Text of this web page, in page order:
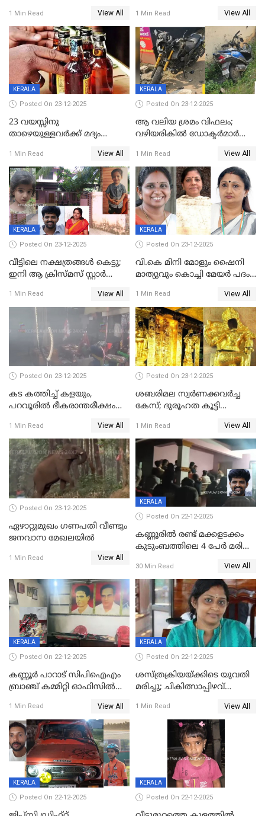
59 വർഷം തടവും 90,൦൦൦ രൂപ
പിഴയും ശിക്ഷ
1 Min Read View All
കണ്ടെത്താൻ ഇന്ന് കോർ
കമ്മിറ്റി കൂടിയില്ല';
അതൃപ്തിയുമായി ദീപ്തി മേരി
വർഗീസ്
1 Min Read View All
KERALA
Posted On 23-12-2025
23 വയസ്സിനു
താഴെയുള്ളവർക്ക് മദ്യം
നടപടി;സ്ഥാപനങ്ങൾക്കെതിരെ
രണ്ട് കേസുകൾ
1 Min Read View All
KERALA
Posted On 23-12-2025
ആ വലിയ ശ്രമം വിഫലം;
വഴിയരികില്‍ ‌ഡോക്ടര്‍മാര്‍
മരണത്തിന് കീഴടങ്ങി
1 Min Read View All
KERALA
Posted On 23-12-2025
വീട്ടിലെ നക്ഷത്രങ്ങൾ കെട്ടു;
ഇനി ആ ക്രിസ്മസ് സ്റ്റാർ
വേണ്ടിയുള്ള
പിടിവലിക്കിടയിൽ
അപ്പൂപ്പനെതിരെ പോക്സോ
കേസ് ഒടുവിൽ 4 ജീവനുകൾ
പൊലിഞ്ഞു
1 Min Read View All
KERALA
Posted On 23-12-2025
വി.കെ മിനി മോളും ഷൈനി
മാത്യുവും കൊച്ചി മേയർ പദം
മേയറാകില്ല
1 Min Read View All
Posted On 23-12-2025
കട കത്തിച്ച് കളയും,
പറവൂരില്‍ ഭീകരാന്തരീക്ഷം
1 Min Read View All
Posted On 23-12-2025
ശബരിമല സ്വര്‍ണക്കവര്‍ച്ച
കേസ്; ദുരൂഹത കൂട്ടി
1 Min Read View All
Posted On 23-12-2025
ഏഴാറ്റുമുഖം ഗണപതി വീണ്ടും
ജനവാസ മേഖലയിൽ
1 Min Read View All
KERALA
Posted On 22-12-2025
കണ്ണൂരിൽ രണ്ട് മക്കളടക്കം
കുടുംബത്തിലെ 4 പേർ മരിച്ച
30 Min Read View All
KERALA
Posted On 22-12-2025
കണ്ണൂർ പാറാട് സിപിഐഎം
ബ്രാഞ്ച് കമ്മിറ്റി ഓഫിസിൽ
ചിത്രങ്ങളടക്കം കത്തിയ
നിലയിൽ
1 Min Read View All
KERALA
Posted On 22-12-2025
ശസ്ത്രക്രിയയ്‌ക്കിടെ യുവതി
മരിച്ചു; ചികിത്സാപ്പിഴവ്
സംഭവം മാവേലിക്കരയിൽ
1 Min Read View All
KERALA
Posted On 22-12-2025
KERALA
Posted On 22-12-2025